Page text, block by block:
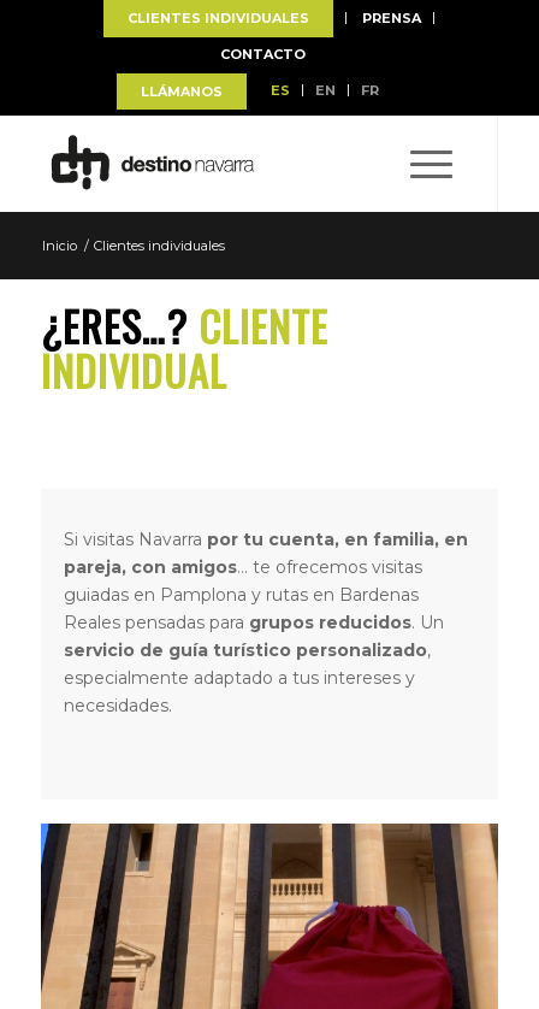
CLIENTES INDIVIDUALES PRENSA
CONTACTO
LLÁMANOS ES EN FR
Inicio / Clientes individuales
¿ERES…? CLIENTE
INDIVIDUAL
Si visitas Navarra por tu cuenta, en familia, en
pareja, con amigos… te ofrecemos visitas
guiadas en Pamplona y rutas en Bardenas
Reales pensadas para grupos reducidos. Un
servicio de guía turístico personalizado,
especialmente adaptado a tus intereses y
necesidades.